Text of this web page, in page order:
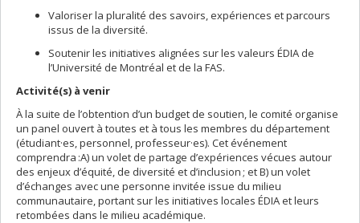
Valoriser la pluralité des savoirs, expériences et parcours
issus de la diversité.
Soutenir les initiatives alignées sur les valeurs ÉDIA de
l’Université de Montréal et de la FAS.
Activité(s) à venir
À la suite de l’obtention d’un budget de soutien, le comité organise
un panel ouvert à toutes et à tous les membres du département
(étudiant·es, personnel, professeur·es). Cet événement
comprendra :A) un volet de partage d’expériences vécues autour
des enjeux d’équité, de diversité et d’inclusion ; et B) un volet
d’échanges avec une personne invitée issue du milieu
communautaire, portant sur les initiatives locales ÉDIA et leurs
retombées dans le milieu académique.